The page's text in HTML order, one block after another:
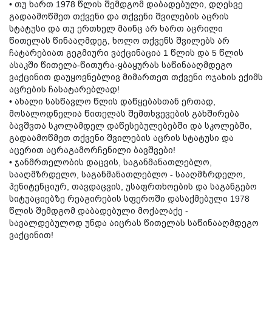
• თუ ხართ 1978 წლის შემდგომ დაბადებული, დღესვე
გადაამოწმეთ თქვენი და თქვენი შვილების აცრის
სტატუსი და თუ ერთხელ მაინც არ ხართ აცრილი
წითელას წინააღმდეგ, ხოლო თქვენს შვილებს არ
ჩატარებიათ გეგმიური ვაქცინაცია 1 წლის და 5 წლის
ასაკში წითელა-წითურა-ყბაყურას საწინააღმდეგო
ვაქცინით დაუყოვნებლივ მიმართეთ თქვენი ოჯახის ექიმს
აცრების ჩასატარებლად!
• ახალი სასწავლო წლის დაწყებასთან ერთად,
მოსალოდნელია წითელას შემთხვევების გახშირება
ბავშვთა სკოლამდელ დაწესებულებებში და სკოლებში,
გადაამოწმეთ თქვენი შვილების აცრის სტატუსი და
აცერით აცრაგამორჩენილი ბავშვები!
• ჯანმრთელობის დაცვის, საგანმანათლებლო,
სააღმზრდელო, საგანმანათლებლო - სააღმზრდელო,
პენიტენციურ, თავდაცვის, უსაფრთხოების და საგანგებო
სიტუაციებზე რეაგირების სფეროში დასაქმებული 1978
წლის შემდგომ დაბადებული მოქალაქე -
სავალდებულოდ უნდა აიცრას წითელას საწინააღმდეგო
ვაქცინით!